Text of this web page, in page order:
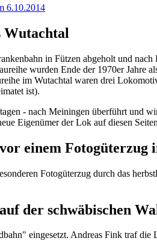
6.10.2014
Wutachtal
in Fützen abgeholt und
wurden Ende der 1970er
im Wutachtal waren drei
ist).
- nach Meiningen überführt und
Eigenümer der Lok auf diesen
einem Fotogüterzug
Fotogüterzug durch das
der schwäbischen
eingesetzt. Andreas Fink traf